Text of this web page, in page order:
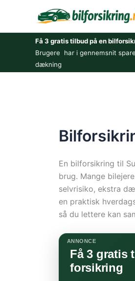
indholdet
Få 3 gratis tilbud på en
Brugere har i gennemsnit
dækning
En bilforsikring til
brug. Mange
selvrisiko, ekstra
en praktisk
så du lettere kan
ANNONCE
Få 3 gratis
forsikring